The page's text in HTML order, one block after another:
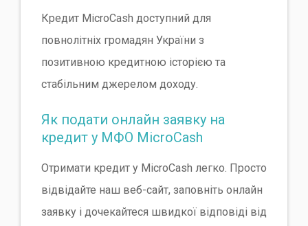
Кредит MicroCash доступний для
повнолітніх громадян України з
позитивною кредитною історією та
стабільним джерелом доходу.
Як подати онлайн заявку на
кредит у МФО MicroCash
Отримати кредит у MicroCash легко. Просто
відвідайте наш веб-сайт, заповніть онлайн
заявку і дочекайтеся швидкої відповіді від